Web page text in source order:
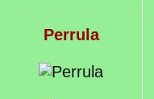
Perrula